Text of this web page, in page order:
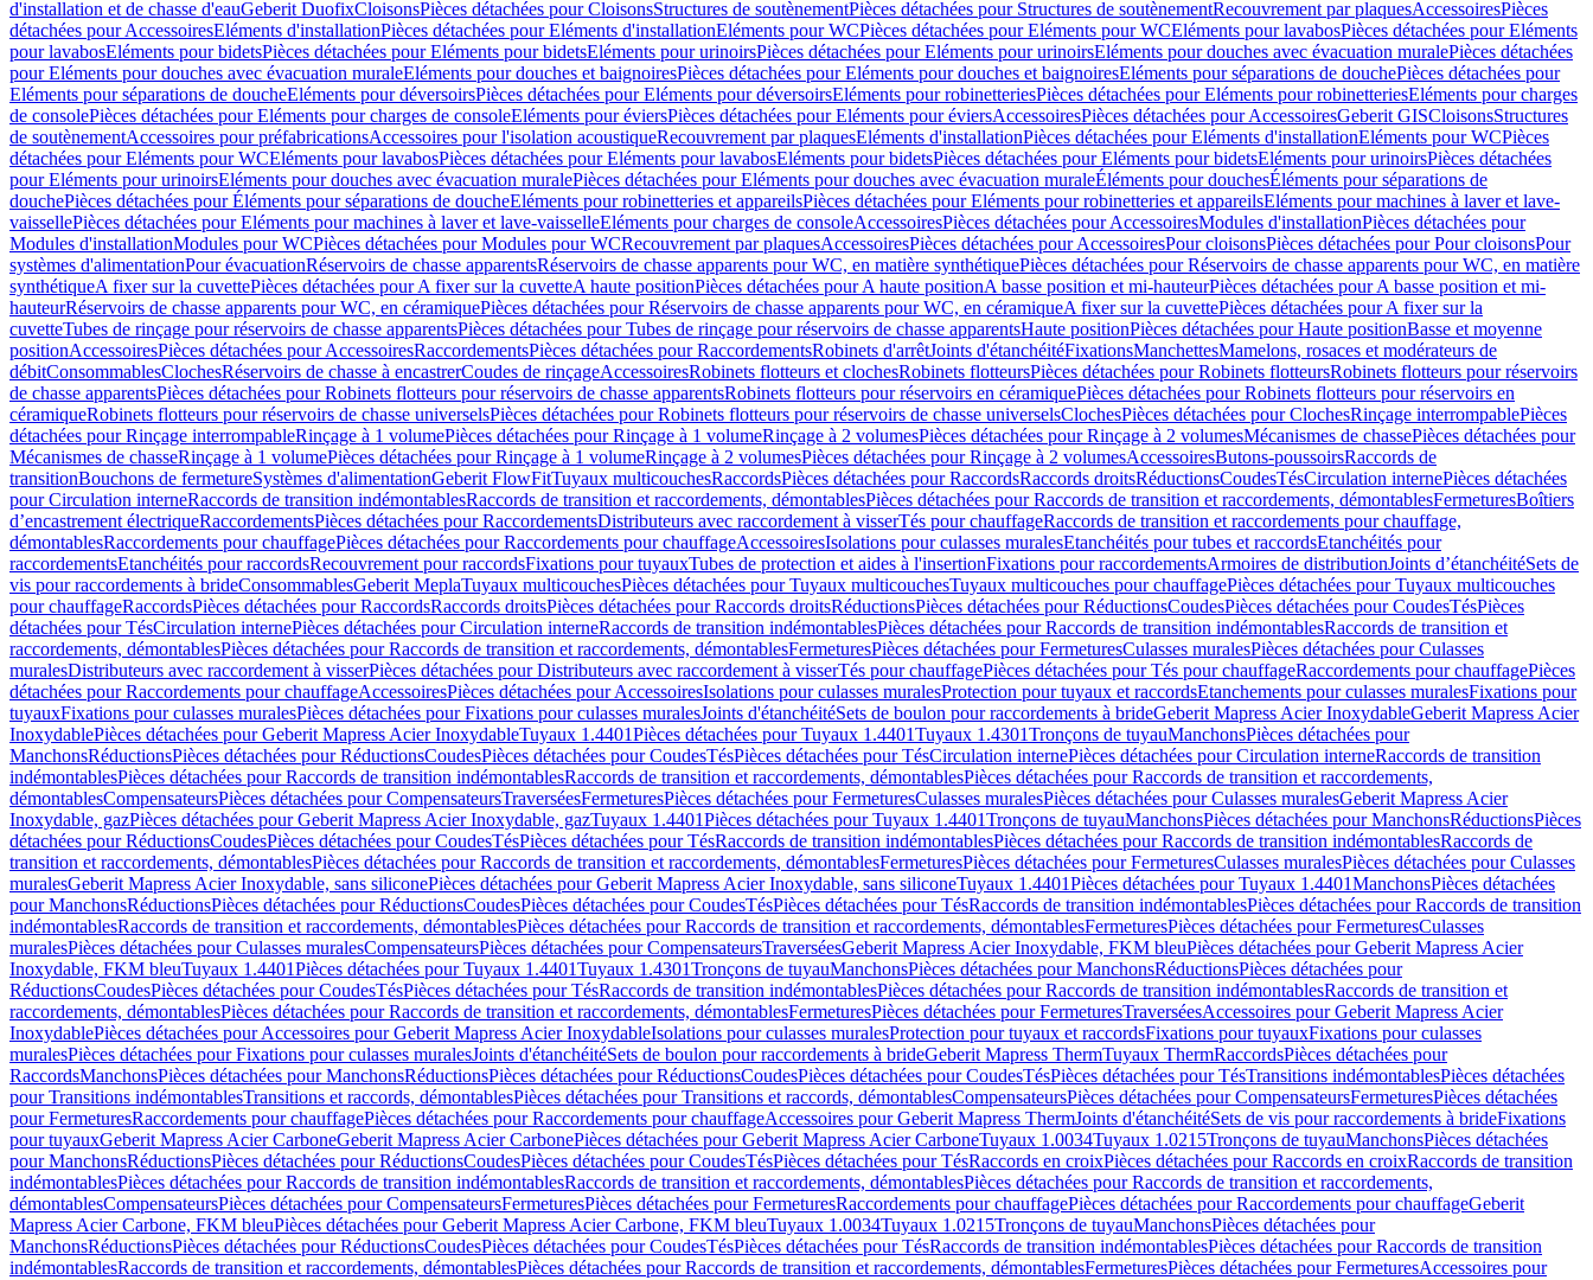
d'installation et de chasse d'eauGeberit DuofixCloisonsPièces détachées pour CloisonsStructures de soutènementPièces détachées pour Structures de soutènementRecouvrement par plaquesAccessoiresPièces
détachées pour AccessoiresEléments d'installationPièces détachées pour Eléments d'installationEléments pour WCPièces détachées pour Eléments pour WCEléments pour lavabosPièces détachées pour Eléments
pour lavabosEléments pour bidetsPièces détachées pour Eléments pour bidetsEléments pour urinoirsPièces détachées pour Eléments pour urinoirsEléments pour douches avec évacuation muralePièces détachées
pour Eléments pour douches avec évacuation muraleEléments pour douches et baignoiresPièces détachées pour Eléments pour douches et baignoiresEléments pour séparations de douchePièces détachées pour
Eléments pour séparations de doucheEléments pour déversoirsPièces détachées pour Eléments pour déversoirsEléments pour robinetteriesPièces détachées pour Eléments pour robinetteriesEléments pour charges
de consolePièces détachées pour Eléments pour charges de consoleEléments pour éviersPièces détachées pour Eléments pour éviersAccessoiresPièces détachées pour AccessoiresGeberit GISCloisonsStructures
de soutènementAccessoires pour préfabricationsAccessoires pour l'isolation acoustiqueRecouvrement par plaquesEléments d'installationPièces détachées pour Eléments d'installationEléments pour WCPièces
détachées pour Eléments pour WCEléments pour lavabosPièces détachées pour Eléments pour lavabosEléments pour bidetsPièces détachées pour Eléments pour bidetsEléments pour urinoirsPièces détachées
pour Eléments pour urinoirsEléments pour douches avec évacuation muralePièces détachées pour Eléments pour douches avec évacuation muraleÉléments pour douchesÉléments pour séparations de
douchePièces détachées pour Éléments pour séparations de doucheEléments pour robinetteries et appareilsPièces détachées pour Eléments pour robinetteries et appareilsEléments pour machines à laver et lave-
vaissellePièces détachées pour Eléments pour machines à laver et lave-vaisselleEléments pour charges de consoleAccessoiresPièces détachées pour AccessoiresModules d'installationPièces détachées pour
Modules d'installationModules pour WCPièces détachées pour Modules pour WCRecouvrement par plaquesAccessoiresPièces détachées pour AccessoiresPour cloisonsPièces détachées pour Pour cloisonsPour
systèmes d'alimentationPour évacuationRéservoirs de chasse apparentsRéservoirs de chasse apparents pour WC, en matière synthétiquePièces détachées pour Réservoirs de chasse apparents pour WC, en matière
synthétiqueA fixer sur la cuvettePièces détachées pour A fixer sur la cuvetteA haute positionPièces détachées pour A haute positionA basse position et mi-hauteurPièces détachées pour A basse position et mi-
hauteurRéservoirs de chasse apparents pour WC, en céramiquePièces détachées pour Réservoirs de chasse apparents pour WC, en céramiqueA fixer sur la cuvettePièces détachées pour A fixer sur la
cuvetteTubes de rinçage pour réservoirs de chasse apparentsPièces détachées pour Tubes de rinçage pour réservoirs de chasse apparentsHaute positionPièces détachées pour Haute positionBasse et moyenne
positionAccessoiresPièces détachées pour AccessoiresRaccordementsPièces détachées pour RaccordementsRobinets d'arrêtJoints d'étanchéitéFixationsManchettesMamelons, rosaces et modérateurs de
débitConsommablesClochesRéservoirs de chasse à encastrerCoudes de rinçageAccessoiresRobinets flotteurs et clochesRobinets flotteursPièces détachées pour Robinets flotteursRobinets flotteurs pour réservoirs
de chasse apparentsPièces détachées pour Robinets flotteurs pour réservoirs de chasse apparentsRobinets flotteurs pour réservoirs en céramiquePièces détachées pour Robinets flotteurs pour réservoirs en
céramiqueRobinets flotteurs pour réservoirs de chasse universelsPièces détachées pour Robinets flotteurs pour réservoirs de chasse universelsClochesPièces détachées pour ClochesRinçage interrompablePièces
détachées pour Rinçage interrompableRinçage à 1 volumePièces détachées pour Rinçage à 1 volumeRinçage à 2 volumesPièces détachées pour Rinçage à 2 volumesMécanismes de chassePièces détachées pour
Mécanismes de chasseRinçage à 1 volumePièces détachées pour Rinçage à 1 volumeRinçage à 2 volumesPièces détachées pour Rinçage à 2 volumesAccessoiresButons-poussoirsRaccords de
transitionBouchons de fermetureSystèmes d'alimentationGeberit FlowFitTuyaux multicouchesRaccordsPièces détachées pour RaccordsRaccords droitsRéductionsCoudesTésCirculation internePièces détachées
pour Circulation interneRaccords de transition indémontablesRaccords de transition et raccordements, démontablesPièces détachées pour Raccords de transition et raccordements, démontablesFermeturesBoîtiers
d’encastrement électriqueRaccordementsPièces détachées pour RaccordementsDistributeurs avec raccordement à visserTés pour chauffageRaccords de transition et raccordements pour chauffage,
démontablesRaccordements pour chauffagePièces détachées pour Raccordements pour chauffageAccessoiresIsolations pour culasses muralesEtanchéités pour tubes et raccordsEtanchéités pour
raccordementsEtanchéités pour raccordsRecouvrement pour raccordsFixations pour tuyauxTubes de protection et aides à l'insertionFixations pour raccordementsArmoires de distributionJoints d’étanchéitéSets de
vis pour raccordements à brideConsommablesGeberit MeplaTuyaux multicouchesPièces détachées pour Tuyaux multicouchesTuyaux multicouches pour chauffagePièces détachées pour Tuyaux multicouches
pour chauffageRaccordsPièces détachées pour RaccordsRaccords droitsPièces détachées pour Raccords droitsRéductionsPièces détachées pour RéductionsCoudesPièces détachées pour CoudesTésPièces
détachées pour TésCirculation internePièces détachées pour Circulation interneRaccords de transition indémontablesPièces détachées pour Raccords de transition indémontablesRaccords de transition et
raccordements, démontablesPièces détachées pour Raccords de transition et raccordements, démontablesFermeturesPièces détachées pour FermeturesCulasses muralesPièces détachées pour Culasses
muralesDistributeurs avec raccordement à visserPièces détachées pour Distributeurs avec raccordement à visserTés pour chauffagePièces détachées pour Tés pour chauffageRaccordements pour chauffagePièces
détachées pour Raccordements pour chauffageAccessoiresPièces détachées pour AccessoiresIsolations pour culasses muralesProtection pour tuyaux et raccordsEtanchements pour culasses muralesFixations pour
tuyauxFixations pour culasses muralesPièces détachées pour Fixations pour culasses muralesJoints d'étanchéitéSets de boulon pour raccordements à brideGeberit Mapress Acier InoxydableGeberit Mapress Acier
InoxydablePièces détachées pour Geberit Mapress Acier InoxydableTuyaux 1.4401Pièces détachées pour Tuyaux 1.4401Tuyaux 1.4301Tronçons de tuyauManchonsPièces détachées pour
ManchonsRéductionsPièces détachées pour RéductionsCoudesPièces détachées pour CoudesTésPièces détachées pour TésCirculation internePièces détachées pour Circulation interneRaccords de transition
indémontablesPièces détachées pour Raccords de transition indémontablesRaccords de transition et raccordements, démontablesPièces détachées pour Raccords de transition et raccordements,
démontablesCompensateursPièces détachées pour CompensateursTraverséesFermeturesPièces détachées pour FermeturesCulasses muralesPièces détachées pour Culasses muralesGeberit Mapress Acier
Inoxydable, gazPièces détachées pour Geberit Mapress Acier Inoxydable, gazTuyaux 1.4401Pièces détachées pour Tuyaux 1.4401Tronçons de tuyauManchonsPièces détachées pour ManchonsRéductionsPièces
détachées pour RéductionsCoudesPièces détachées pour CoudesTésPièces détachées pour TésRaccords de transition indémontablesPièces détachées pour Raccords de transition indémontablesRaccords de
transition et raccordements, démontablesPièces détachées pour Raccords de transition et raccordements, démontablesFermeturesPièces détachées pour FermeturesCulasses muralesPièces détachées pour Culasses
muralesGeberit Mapress Acier Inoxydable, sans siliconePièces détachées pour Geberit Mapress Acier Inoxydable, sans siliconeTuyaux 1.4401Pièces détachées pour Tuyaux 1.4401ManchonsPièces détachées
pour ManchonsRéductionsPièces détachées pour RéductionsCoudesPièces détachées pour CoudesTésPièces détachées pour TésRaccords de transition indémontablesPièces détachées pour Raccords de transition
indémontablesRaccords de transition et raccordements, démontablesPièces détachées pour Raccords de transition et raccordements, démontablesFermeturesPièces détachées pour FermeturesCulasses
muralesPièces détachées pour Culasses muralesCompensateursPièces détachées pour CompensateursTraverséesGeberit Mapress Acier Inoxydable, FKM bleuPièces détachées pour Geberit Mapress Acier
Inoxydable, FKM bleuTuyaux 1.4401Pièces détachées pour Tuyaux 1.4401Tuyaux 1.4301Tronçons de tuyauManchonsPièces détachées pour ManchonsRéductionsPièces détachées pour
RéductionsCoudesPièces détachées pour CoudesTésPièces détachées pour TésRaccords de transition indémontablesPièces détachées pour Raccords de transition indémontablesRaccords de transition et
raccordements, démontablesPièces détachées pour Raccords de transition et raccordements, démontablesFermeturesPièces détachées pour FermeturesTraverséesAccessoires pour Geberit Mapress Acier
InoxydablePièces détachées pour Accessoires pour Geberit Mapress Acier InoxydableIsolations pour culasses muralesProtection pour tuyaux et raccordsFixations pour tuyauxFixations pour culasses
muralesPièces détachées pour Fixations pour culasses muralesJoints d'étanchéitéSets de boulon pour raccordements à brideGeberit Mapress ThermTuyaux ThermRaccordsPièces détachées pour
RaccordsManchonsPièces détachées pour ManchonsRéductionsPièces détachées pour RéductionsCoudesPièces détachées pour CoudesTésPièces détachées pour TésTransitions indémontablesPièces détachées
pour Transitions indémontablesTransitions et raccords, démontablesPièces détachées pour Transitions et raccords, démontablesCompensateursPièces détachées pour CompensateursFermeturesPièces détachées
pour FermeturesRaccordements pour chauffagePièces détachées pour Raccordements pour chauffageAccessoires pour Geberit Mapress ThermJoints d'étanchéitéSets de vis pour raccordements à brideFixations
pour tuyauxGeberit Mapress Acier CarboneGeberit Mapress Acier CarbonePièces détachées pour Geberit Mapress Acier CarboneTuyaux 1.0034Tuyaux 1.0215Tronçons de tuyauManchonsPièces détachées
pour ManchonsRéductionsPièces détachées pour RéductionsCoudesPièces détachées pour CoudesTésPièces détachées pour TésRaccords en croixPièces détachées pour Raccords en croixRaccords de transition
indémontablesPièces détachées pour Raccords de transition indémontablesRaccords de transition et raccordements, démontablesPièces détachées pour Raccords de transition et raccordements,
démontablesCompensateursPièces détachées pour CompensateursFermeturesPièces détachées pour FermeturesRaccordements pour chauffagePièces détachées pour Raccordements pour chauffageGeberit
Mapress Acier Carbone, FKM bleuPièces détachées pour Geberit Mapress Acier Carbone, FKM bleuTuyaux 1.0034Tuyaux 1.0215Tronçons de tuyauManchonsPièces détachées pour
ManchonsRéductionsPièces détachées pour RéductionsCoudesPièces détachées pour CoudesTésPièces détachées pour TésRaccords de transition indémontablesPièces détachées pour Raccords de transition
indémontablesRaccords de transition et raccordements, démontablesPièces détachées pour Raccords de transition et raccordements, démontablesFermeturesPièces détachées pour FermeturesAccessoires pour